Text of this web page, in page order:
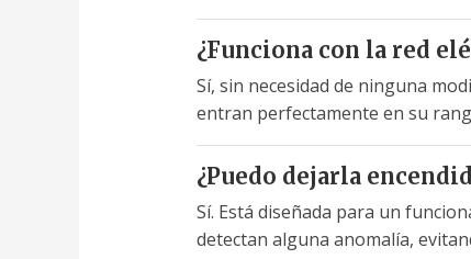
¿Funciona con la red
Sí, sin necesidad de ninguna
entran perfectamente en su
¿Puedo dejarla
Sí. Está diseñada para un
detectan alguna anomalía,